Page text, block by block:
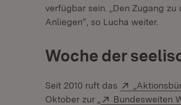
verfügbar sein. „Den Zugang
Anliegen“, so Lucha weiter.
Woche der
Seit 2010 ruft das Extern:
Oktober zur „
Extern:
Bundesweiten